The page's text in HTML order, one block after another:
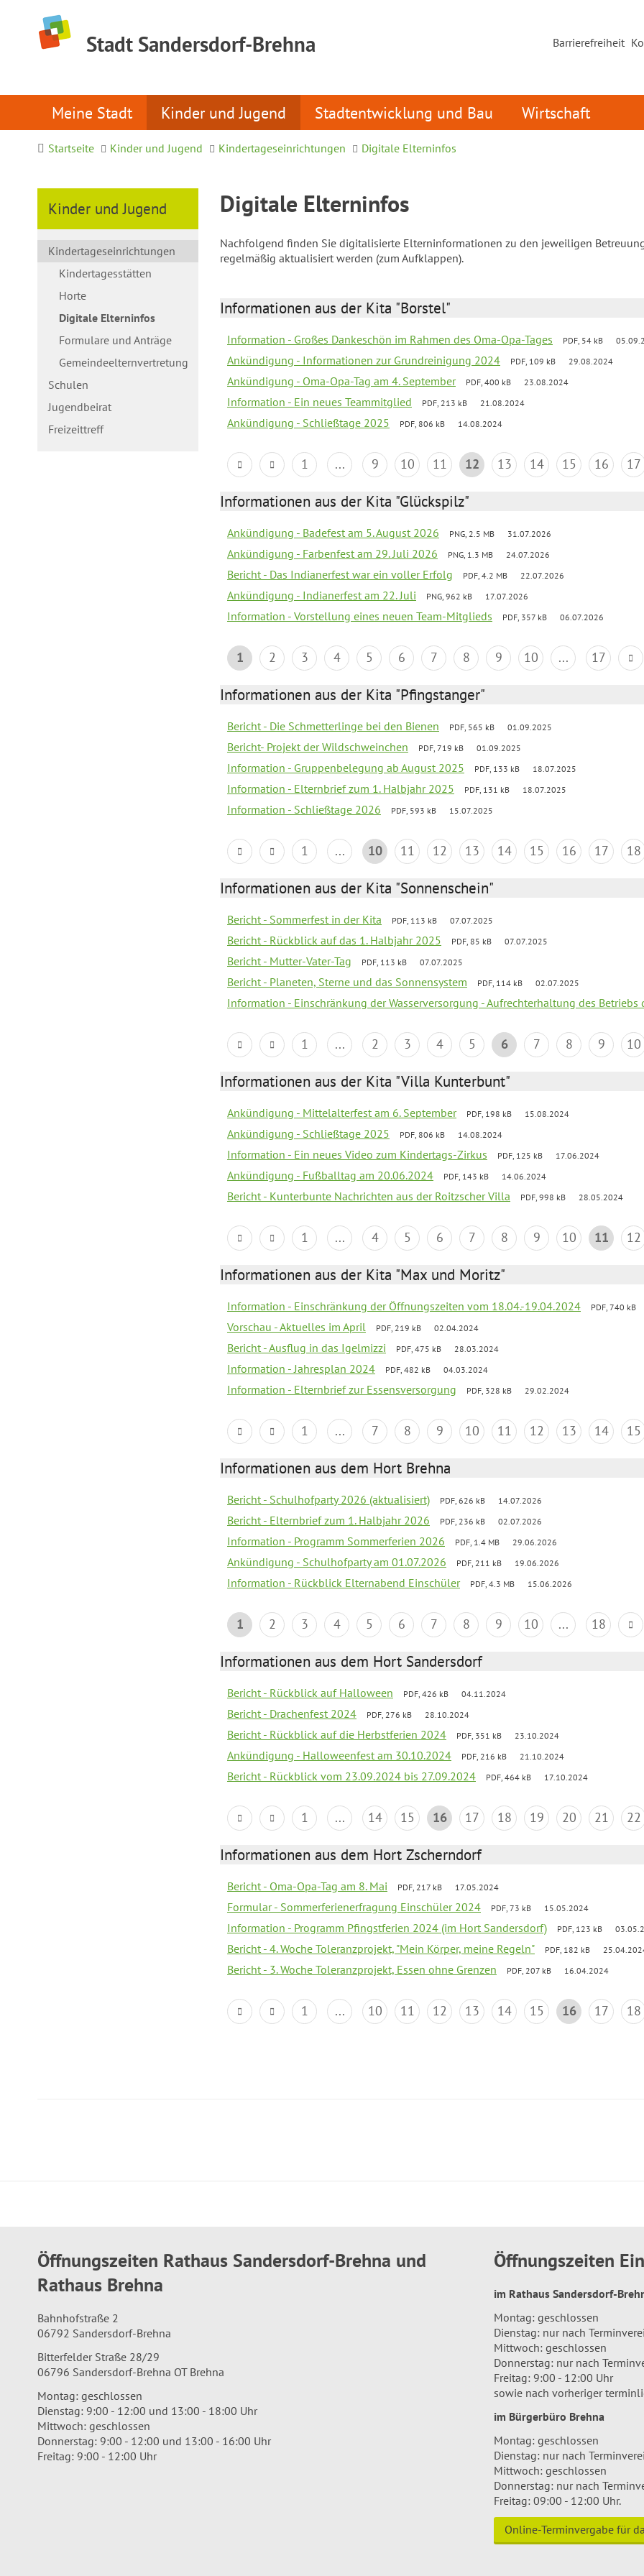
Stadt Sandersdorf-Brehna Barrierefreiheit
Meine Stadt Kinder und Jugend Stadtentwicklung und Bau Wirtschaft
Startseite Kinder und Jugend Kindertageseinrichtungen Digitale Elterninfos
Kinder und Jugend
Kindertageseinrichtungen
Kindertagesstätten
Horte
Digitale Elterninfos
Formulare und Anträge
Gemeindeelternvertretung
Schulen
Jugendbeirat
Freizeittreff
Digitale Elterninfos
Nachfolgend finden Sie digitalisierte Elterninformationen zu den jeweiligen
regelmäßig aktualisiert werden (zum Aufklappen).
Informationen aus der Kita "Borstel"
Information - Großes Dankeschön im Rahmen des Oma-Opa-Tages PDF, 54 kB
Ankündigung - Informationen zur Grundreinigung 2024 PDF, 109 kB 29.08.2024
Ankündigung - Oma-Opa-Tag am 4. September PDF, 400 kB 23.08.2024
Information - Ein neues Teammitglied PDF, 213 kB 21.08.2024
Ankündigung - Schließtage 2025 PDF, 806 kB 14.08.2024
1 ... 9 10 11 12 13 14 15 16 17
Informationen aus der Kita "Glückspilz"
Ankündigung - Badefest am 5. August 2026 PNG, 2.5 MB 31.07.2026
Ankündigung - Farbenfest am 29. Juli 2026 PNG, 1.3 MB 24.07.2026
Bericht - Das Indianerfest war ein voller Erfolg PDF, 4.2 MB 22.07.2026
Ankündigung - Indianerfest am 22. Juli PNG, 962 kB 17.07.2026
Information - Vorstellung eines neuen Team-Mitglieds PDF, 357 kB 06.07.2026
1 2 3 4 5 6 7 8 9 10 ... 17
Informationen aus der Kita "Pfingstanger"
Bericht - Die Schmetterlinge bei den Bienen PDF, 565 kB 01.09.2025
Bericht- Projekt der Wildschweinchen PDF, 719 kB 01.09.2025
Information - Gruppenbelegung ab August 2025 PDF, 133 kB 18.07.2025
Information - Elternbrief zum 1. Halbjahr 2025 PDF, 131 kB 18.07.2025
Information - Schließtage 2026 PDF, 593 kB 15.07.2025
1 ... 10 11 12 13 14 15 16 17 18
Informationen aus der Kita "Sonnenschein"
Bericht - Sommerfest in der Kita PDF, 113 kB 07.07.2025
Bericht - Rückblick auf das 1. Halbjahr 2025 PDF, 85 kB 07.07.2025
Bericht - Mutter-Vater-Tag PDF, 113 kB 07.07.2025
Bericht - Planeten, Sterne und das Sonnensystem PDF, 114 kB 02.07.2025
Information - Einschränkung der Wasserversorgung - Aufrechterhaltung des Betriebs
1 ... 2 3 4 5 6 7 8 9 10
Informationen aus der Kita "Villa Kunterbunt"
Ankündigung - Mittelalterfest am 6. September PDF, 198 kB 15.08.2024
Ankündigung - Schließtage 2025 PDF, 806 kB 14.08.2024
Information - Ein neues Video zum Kindertags-Zirkus PDF, 125 kB 17.06.2024
Ankündigung - Fußballtag am 20.06.2024 PDF, 143 kB 14.06.2024
Bericht - Kunterbunte Nachrichten aus der Roitzscher Villa PDF, 998 kB 28.05.2024
1 ... 4 5 6 7 8 9 10 11 12
Informationen aus der Kita "Max und Moritz"
Information - Einschränkung der Öffnungszeiten vom 18.04.-19.04.2024 PDF, 740 kB
Vorschau - Aktuelles im April PDF, 219 kB 02.04.2024
Bericht - Ausflug in das Igelmizzi PDF, 475 kB 28.03.2024
Information - Jahresplan 2024 PDF, 482 kB 04.03.2024
Information - Elternbrief zur Essensversorgung PDF, 328 kB 29.02.2024
1 ... 7 8 9 10 11 12 13 14 15
Informationen aus dem Hort Brehna
Bericht - Schulhofparty 2026 (aktualisiert) PDF, 626 kB 14.07.2026
Bericht - Elternbrief zum 1. Halbjahr 2026 PDF, 236 kB 02.07.2026
Information - Programm Sommerferien 2026 PDF, 1.4 MB 29.06.2026
Ankündigung - Schulhofparty am 01.07.2026 PDF, 211 kB 19.06.2026
Information - Rückblick Elternabend Einschüler PDF, 4.3 MB 15.06.2026
1 2 3 4 5 6 7 8 9 10 ... 18
Informationen aus dem Hort Sandersdorf
Bericht - Rückblick auf Halloween PDF, 426 kB 04.11.2024
Bericht - Drachenfest 2024 PDF, 276 kB 28.10.2024
Bericht - Rückblick auf die Herbstferien 2024 PDF, 351 kB 23.10.2024
Ankündigung - Halloweenfest am 30.10.2024 PDF, 216 kB 21.10.2024
Bericht - Rückblick vom 23.09.2024 bis 27.09.2024 PDF, 464 kB 17.10.2024
1 ... 14 15 16 17 18 19 20 21 22
Informationen aus dem Hort Zscherndorf
Bericht - Oma-Opa-Tag am 8. Mai PDF, 217 kB 17.05.2024
Formular - Sommerferienerfragung Einschüler 2024 PDF, 73 kB 15.05.2024
Information - Programm Pfingstferien 2024 (im Hort Sandersdorf) PDF, 123 kB
Bericht - 4. Woche Toleranzprojekt, "Mein Körper, meine Regeln" PDF, 182 kB
Bericht - 3. Woche Toleranzprojekt, Essen ohne Grenzen PDF, 207 kB 16.04.2024
1 ... 10 11 12 13 14 15 16 17 18
Öffnungszeiten Rathaus Sandersdorf-Brehna und
Rathaus Brehna
Bahnhofstraße 2
06792 Sandersdorf-Brehna
Bitterfelder Straße 28/29
06796 Sandersdorf-Brehna OT Brehna
Montag: geschlossen
Dienstag: 9:00 - 12:00 und 13:00 - 18:00 Uhr
Mittwoch: geschlossen
Donnerstag: 9:00 - 12:00 und 13:00 - 16:00 Uhr
Freitag: 9:00 - 12:00 Uhr
Öffnungszeiten
im Rathaus Sandersdorf-
Montag: geschlossen
Dienstag: nur nach
Mittwoch: geschlossen
Donnerstag: nur nach
Freitag: 9:00 - 12:00 Uhr
sowie nach vorheriger
im Bürgerbüro Brehna
Montag: geschlossen
Dienstag: nur nach
Mittwoch: geschlossen
Donnerstag: nur nach
Freitag: 09:00 - 12:00 Uhr.
Online-Terminvergabe für